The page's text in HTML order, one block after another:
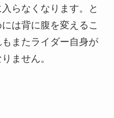
らなくなります。と
は背に腹を変えるこ
またライダー自身が
ません。